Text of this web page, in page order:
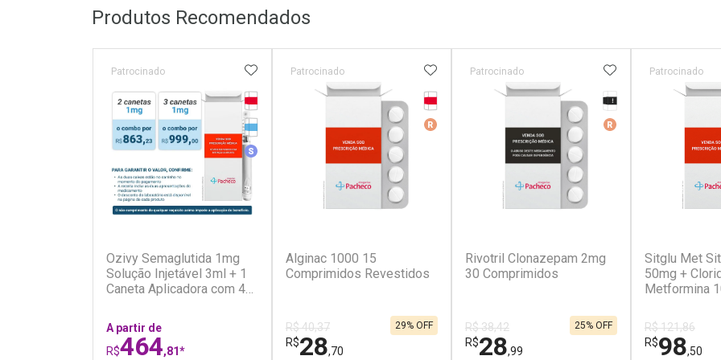
Produtos Recomendados
Ozivy Semaglutida 1mg
Solução Injetável 3ml + 1
Caneta Aplicadora com 4
Tarja Vermelha
Medicamento Refrigerado
Medicamento Similar
Patrocinado
A partir de
R$464,81*
ADICIONAR AOS FAVORITOS
Alginac 1000 15
Comprimidos Revestidos
Tarja Vermelha
Medicamento De Referência
Patrocinado
R$ 40,37
R$28,70
29% OFF
ADICIONAR AOS FAVORITOS
Rivotril Clonazepam 2mg
30 Comprimidos
Tarja Preta
Medicamento De
Patrocinado
R$ 38,42
R$28,99
25% OFF
ADICIONAR AOS
Sitglu Met
50mg +
Metformina
Patrocinado
R$ 121,86
R$98,50